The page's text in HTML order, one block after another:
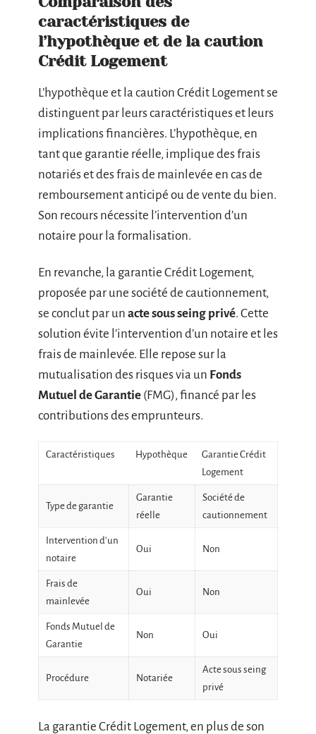
caractéristiques de
l’hypothèque et de la caution
Crédit Logement
L’hypothèque et la caution Crédit Logement se
distinguent par leurs caractéristiques et leurs
implications financières. L’hypothèque, en
tant que garantie réelle, implique des frais
notariés et des frais de mainlevée en cas de
remboursement anticipé ou de vente du bien.
Son recours nécessite l’intervention d’un
notaire pour la formalisation.
En revanche, la garantie Crédit Logement,
proposée par une société de cautionnement,
se conclut par un acte sous seing privé. Cette
solution évite l’intervention d’un notaire et les
frais de mainlevée. Elle repose sur la
mutualisation des risques via un Fonds
Mutuel de Garantie (FMG), financé par les
contributions des emprunteurs.
Caractéristiques Hypothèque
Garantie Crédit
Logement
Type de garantie
Garantie
réelle
Société de
cautionnement
Intervention d’un
notaire
Oui Non
Frais de
mainlevée
Oui Non
Fonds Mutuel de
Garantie
Non Oui
Procédure Notariée
Acte sous seing
privé
La garantie Crédit Logement, en plus de son